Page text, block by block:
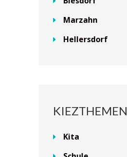
Marzahn
Hellersdorf
KIEZTHEMEN
Kita